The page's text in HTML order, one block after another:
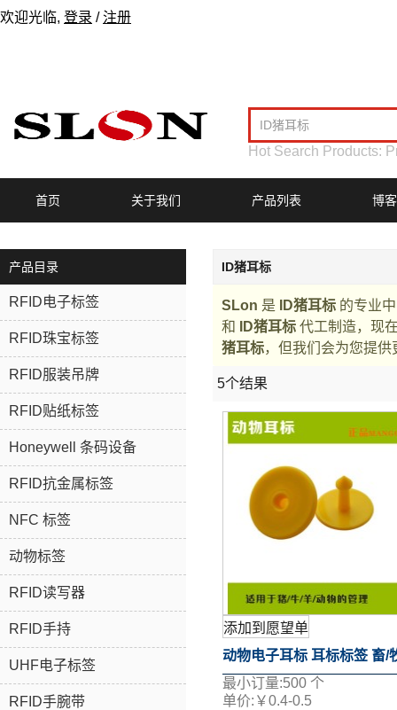
欢迎光临, 登录 / 注册
Hot Search Products:
首页 关于我们 产品列表 博客
产品目录
RFID电子标签
RFID珠宝标签
RFID服装吊牌
RFID贴纸标签
Honeywell 条码设备
RFID抗金属标签
NFC 标签
动物标签
RFID读写器
RFID手持
UHF电子标签
RFID手腕带
ID猪耳标
SLon 是 ID猪耳标 的专业
和
ID猪耳标 代工制造，现
猪耳标，但我们会为您提供
5个结果
添加到愿望单
动物电子耳标 耳标标签 畜/
管理标签 牛耳/猪耳标签 ID
最小订量:500 个
单价: ￥0.4-0.5